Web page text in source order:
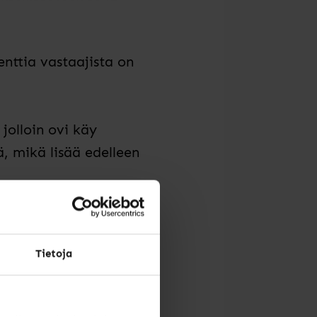
Tietoja
vastaajista on
jolloin ovi käy
mikä lisää edelleen
ja Specia –
mihin